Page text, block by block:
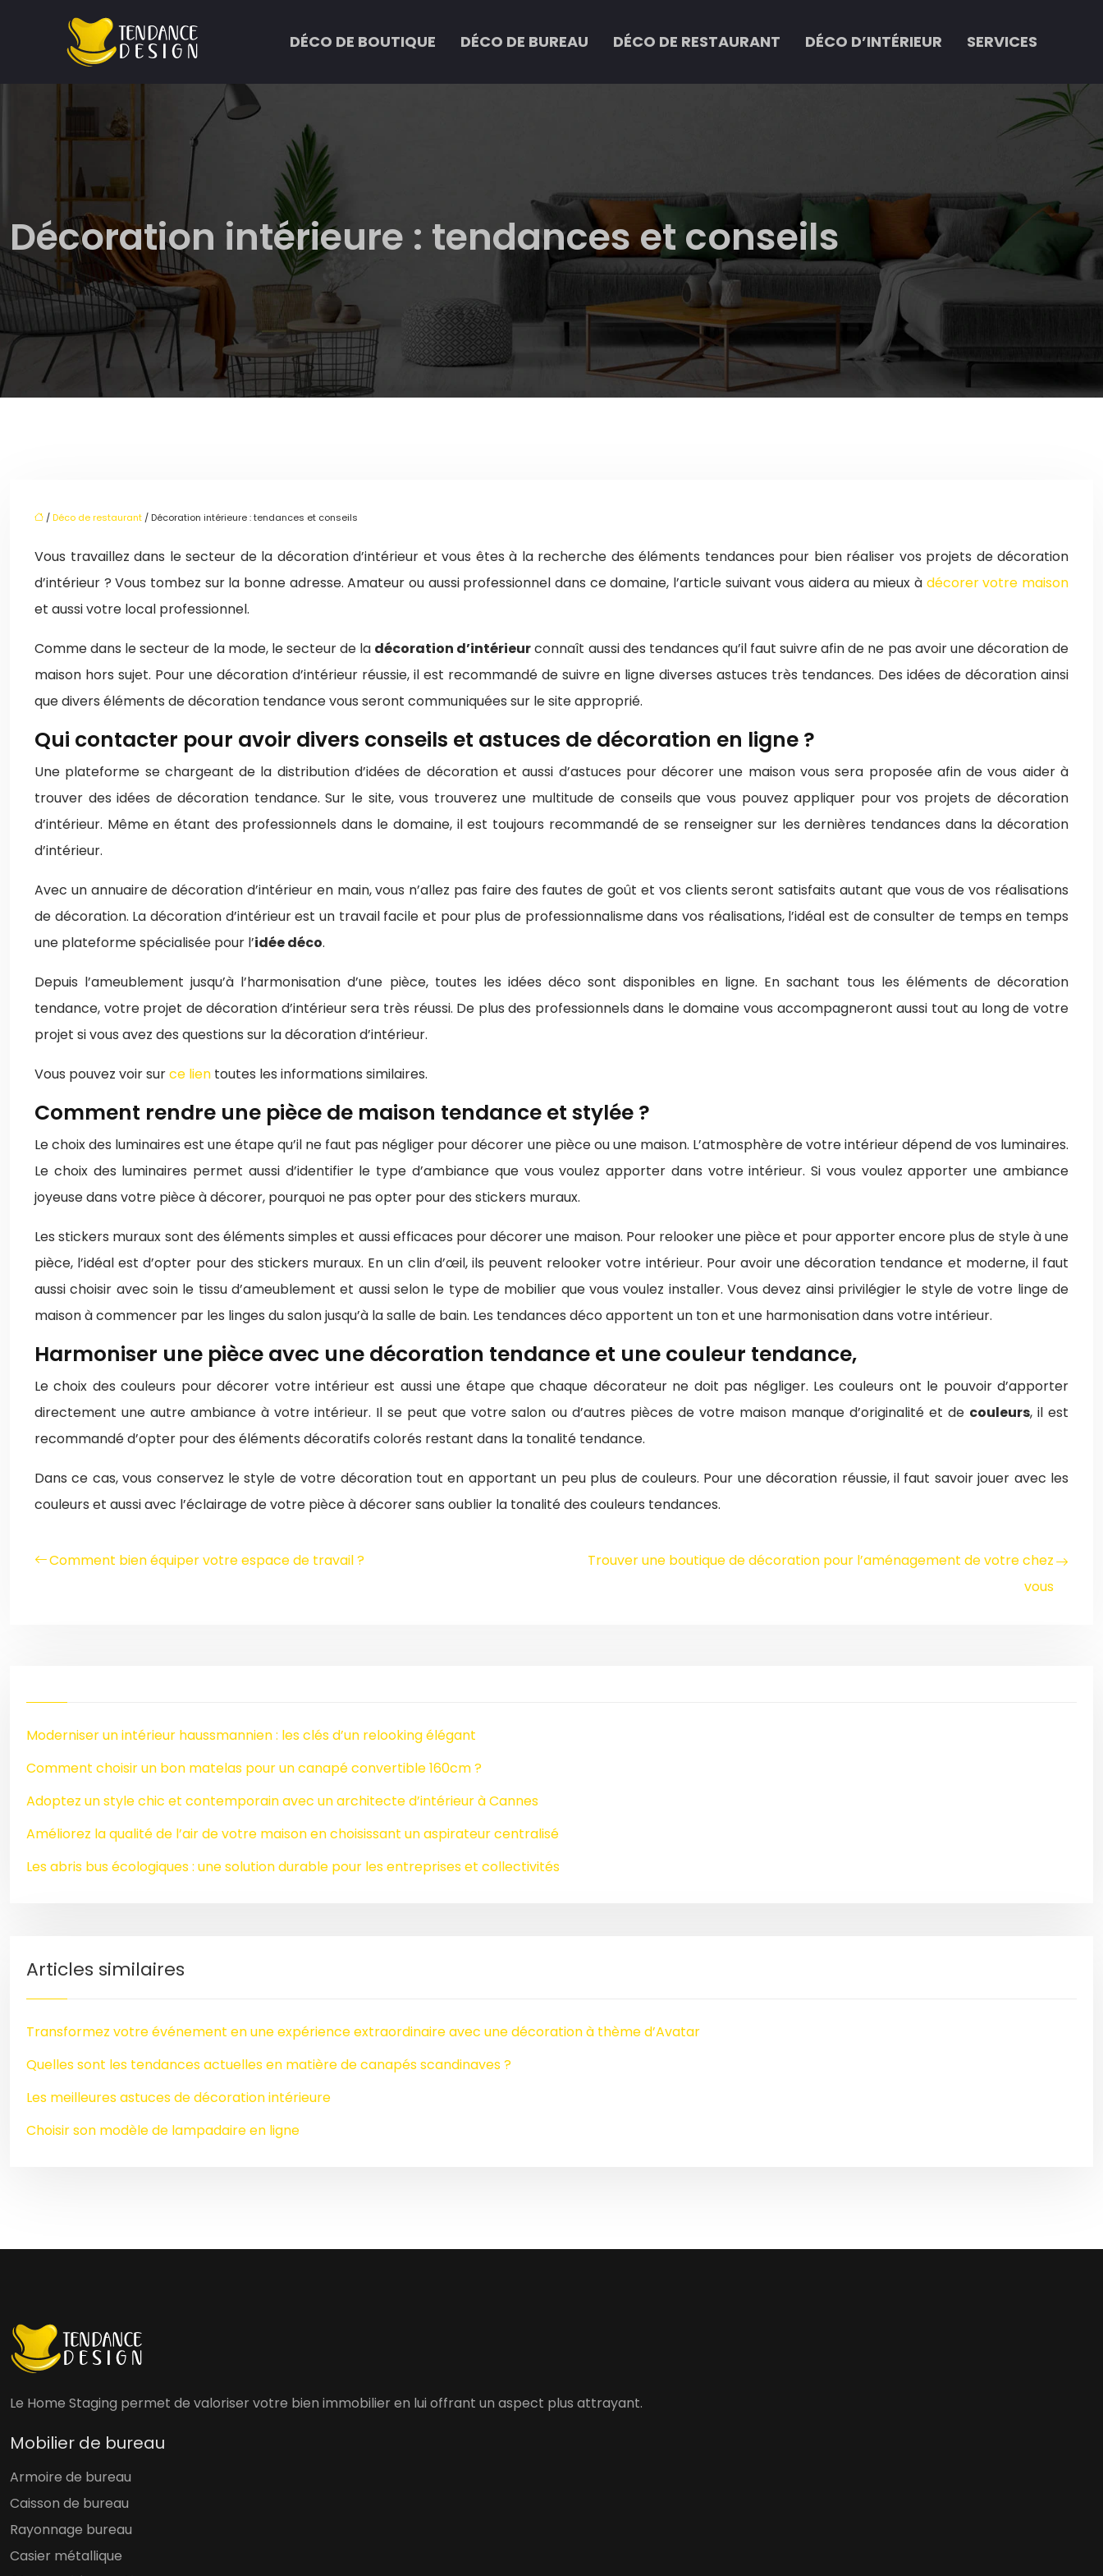
DÉCO DE BOUTIQUE DÉCO DE BUREAU DÉCO DE RESTAURANT DÉCO D’INTÉRIEUR SERVICES
Décoration intérieure : tendances et conseils
/Déco de restaurant / Décoration intérieure : tendances et conseils
Vous travaillez dans le secteur de la décoration d’intérieur et vous êtes à la recherche des éléments tendances pour bien réaliser vos projets de décoration
d’intérieur ? Vous tombez sur la bonne adresse. Amateur ou aussi professionnel dans ce domaine, l’article suivant vous aidera au mieux à décorer votre maison
et aussi votre local professionnel.
Comme dans le secteur de la mode, le secteur de la décoration d’intérieurconnaît aussi des tendances qu’il faut suivre afin de ne pas avoir une décoration de
maison hors sujet. Pour une décoration d’intérieur réussie, il est recommandé de suivre en ligne diverses astuces très tendances. Des idées de décoration ainsi
que divers éléments de décoration tendance vous seront communiquées sur le site approprié.
Qui contacter pour avoir divers conseils et astuces de décoration en ligne ?
Une plateforme se chargeant de la distribution d’idées de décoration et aussi d’astuces pour décorer une maison vous sera proposée afin de vous aider à
trouver des idées de décoration tendance. Sur le site, vous trouverez une multitude de conseils que vous pouvez appliquer pour vos projets de décoration
d’intérieur. Même en étant des professionnels dans le domaine, il est toujours recommandé de se renseigner sur les dernières tendances dans la décoration
d’intérieur.
Avec un annuaire de décoration d’intérieur en main, vous n’allez pas faire des fautes de goût et vos clients seront satisfaits autant que vous de vos réalisations
de décoration. La décoration d’intérieur est un travail facile et pour plus de professionnalisme dans vos réalisations, l’idéal est de consulter de temps en temps
une plateforme spécialisée pour l’idée déco.
Depuis l’ameublement jusqu’à l’harmonisation d’une pièce, toutes les idées déco sont disponibles en ligne. En sachant tous les éléments de décoration
tendance, votre projet de décoration d’intérieur sera très réussi. De plus des professionnels dans le domaine vous accompagneront aussi tout au long de votre
projet si vous avez des questions sur la décoration d’intérieur.
Vous pouvez voir surce lien toutes les informations similaires.
Comment rendre une pièce de maison tendance et stylée ?
Le choix des luminaires est une étape qu’il ne faut pas négliger pour décorer une pièce ou une maison. L’atmosphère de votre intérieur dépend de vos luminaires.
Le choix des luminaires permet aussi d’identifier le type d’ambiance que vous voulez apporter dans votre intérieur. Si vous voulez apporter une ambiance
joyeuse dans votre pièce à décorer, pourquoi ne pas opter pour des stickers muraux.
Les stickers muraux sont des éléments simples et aussi efficaces pour décorer une maison. Pour relooker une pièce et pour apporter encore plus de style à une
pièce, l’idéal est d’opter pour des stickers muraux. En un clin d’œil, ils peuvent relooker votre intérieur. Pour avoir une décoration tendance et moderne, il faut
aussi choisir avec soin le tissu d’ameublement et aussi selon le type de mobilier que vous voulez installer. Vous devez ainsi privilégier le style de votre linge de
maison à commencer par les linges du salon jusqu’à la salle de bain. Les tendances déco apportent un ton et une harmonisation dans votre intérieur.
Harmoniser une pièce avec une décoration tendance et une couleur tendance,
Le choix des couleurs pour décorer votre intérieur est aussi une étape que chaque décorateur ne doit pas négliger. Les couleurs ont le pouvoir d’apporter
directement une autre ambiance à votre intérieur. Il se peut que votre salon ou d’autres pièces de votre maison manque d’originalité et de couleurs, il est
recommandé d’opter pour des éléments décoratifs colorés restant dans la tonalité tendance.
Dans ce cas, vous conservez le style de votre décoration tout en apportant un peu plus de couleurs. Pour une décoration réussie, il faut savoir jouer avec les
couleurs et aussi avec l’éclairage de votre pièce à décorer sans oublier la tonalité des couleurs tendances.
Comment bien équiper votre espace de travail ?
Trouver une boutique de décoration pour l’aménagement de votre chez
vous
Moderniser un intérieur haussmannien : les clés d’un relooking élégant
Comment choisir un bon matelas pour un canapé convertible 160cm ?
Adoptez un style chic et contemporain avec un architecte d’intérieur à Cannes
Améliorez la qualité de l’air de votre maison en choisissant un aspirateur centralisé
Les abris bus écologiques : une solution durable pour les entreprises et collectivités
Articles similaires
Transformez votre événement en une expérience extraordinaire avec une décoration à thème d’Avatar
Quelles sont les tendances actuelles en matière de canapés scandinaves ?
Les meilleures astuces de décoration intérieure
Choisir son modèle de lampadaire en ligne
Le Home Staging permet de valoriser votre bien immobilier en lui offrant un aspect plus attrayant.
Mobilier de bureau
Armoire de bureau
Caisson de bureau
Rayonnage bureau
Casier métallique